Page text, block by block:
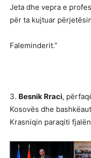
Jeta dhe vepra e
për ta kujtuar
Faleminderit.”
3. Besnik Rraci,
Kosovës dhe
Krasniqin paraqiti